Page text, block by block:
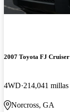
2007 Toyota FJ Cruiser
4WD 214,041 millas
Norcross, GA